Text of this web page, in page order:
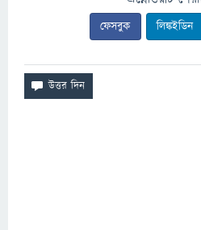
ফেসবুক লিঙ্কইডিন